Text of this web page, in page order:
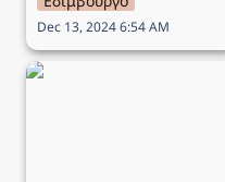
Dec 13, 2024 6:54 AM
Ταξίδι στη Λυών (Αγίου